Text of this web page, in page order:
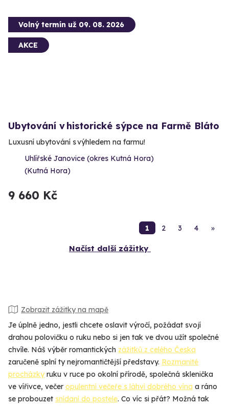
Volný termín už 09. 08. 2026
AKCE
Ubytování v historické sýpce na Farmě Bláto
Luxusní ubytování s výhledem na farmu!
Uhlířské Janovice (okres Kutná Hora)
(Kutná Hora)
9 660 Kč
1 2 3 4 »
Načíst další zážitky
Zobrazit zážitky na mapě
Je úplně jedno, jestli chcete oslavit výročí, požádat svojí
drahou polovičku o ruku nebo si jen tak ve dvou užít společné
chvíle. Náš výběr romantických zážitků z celého Česka
zaručeně splní ty nejromantičtější představy. Rozmanité
procházky ruku v ruce po okolní přírodě, společná sklenička
ve vířivce, večer opulentní večeře s láhví dobrého vína a ráno
se probouzet snídaní do postele. Co víc si přát? Možná tak